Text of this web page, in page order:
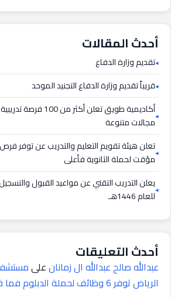
أحدث المقالات
تقديم وزارة الدفاع
قريباً تقديم وزارة الدفاع التجنيد الموحد
أكاديمية طويق تعلن
مجالات متنوعة
تعلن هيئة تقويم التعليم والتدريب عن توفر
مؤقت لحملة الثانوية فأعلى
يعلن التدريب التقني عن مواعيد القبول
للعام 1446هـ
أحدث التعليقات
عبدالله صالح عبدالله ال زمانانعلى
الرياض توفر 6 وظائف لحملة الدبلوم فما فوق